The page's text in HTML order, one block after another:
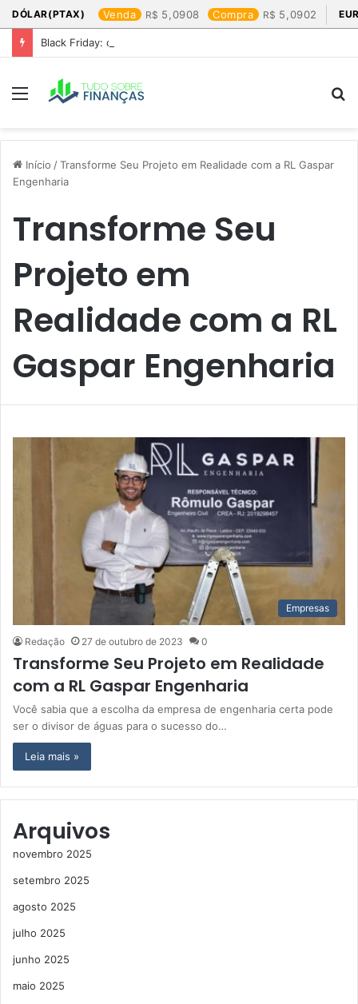
DÓLAR(PTAX) Venda 5,0908 Compra 5,0902
Black Friday: os produtos que mais valem a pena
Menu
Início /Transforme Seu Projeto em Realidade com a RL Gaspar
Engenharia
Transforme Seu
Projeto em
Realidade com a RL
Gaspar Engenharia
Empresas
Redação 27 de outubro de 2023 0
Transforme Seu Projeto em Realidade
com a RL Gaspar Engenharia
Você sabia que a escolha da empresa de engenharia certa pode
ser o divisor de águas para o sucesso do…
Leia mais »
Arquivos
novembro 2025
setembro 2025
agosto 2025
julho 2025
junho 2025
maio 2025